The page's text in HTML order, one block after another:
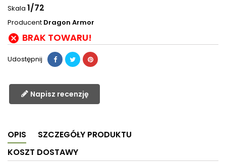
Skala 1/72
Producent Dragon Armor
 BRAK TOWARU!
Udostępnij
Napisz recenzję
OPIS
SZCZEGÓŁY PRODUKTU
KOSZT DOSTAWY